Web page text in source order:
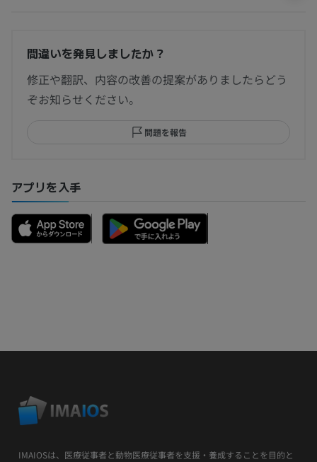
間違いを発見しましたか？
修正や翻訳、内容の改善の提案がありましたらどう
ぞお知らせください。
問題を報告
アプリを入手
IMAIOSは、医療従事者と動物医療従事者を支援・養成することを目的と